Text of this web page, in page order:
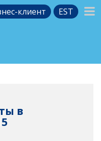
клиент EST
в